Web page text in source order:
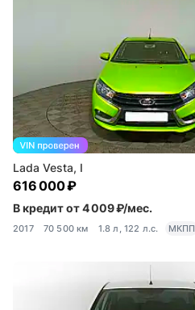
Lada Vesta, I
616 000 ₽
В кредит от 4 009 ₽/мес.
2017 70 500 км 1.8 л, 122 л.с. МКПП